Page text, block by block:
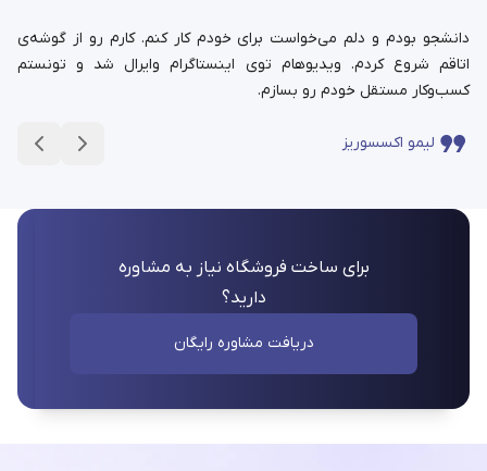
دانشجو بودم و دلم می‌خواست برای خودم کار کنم. کارم رو از گوشه‌ی
اتاقم شروع کردم. ویدیوهام توی اینستاگرام وایرال شد و تونستم
کسب‌وکار مستقل خودم رو بسازم.
لیمو اکسسوریز
برای ساخت فروشگاه نیاز به مشاوره
دارید؟
دریافت مشاوره رایگان